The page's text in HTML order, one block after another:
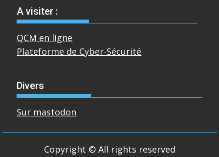
A visiter :
QCM en ligne
Plateforme de Cyber-Sécurité
Divers
Sur mastodon
Copyright © All rights reserved